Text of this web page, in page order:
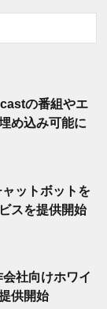
の番組やエ
め込み可能に
ットボットを
スを提供開始
社向けホワイ
供開始